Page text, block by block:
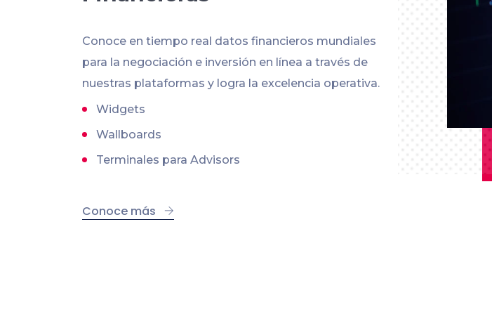
Conoce en tiempo real datos financieros mundiales
para la negociación e inversión en línea a través de
nuestras plataformas y logra la excelencia operativa.
Widgets
Wallboards
Terminales para Advisors
Conoce más